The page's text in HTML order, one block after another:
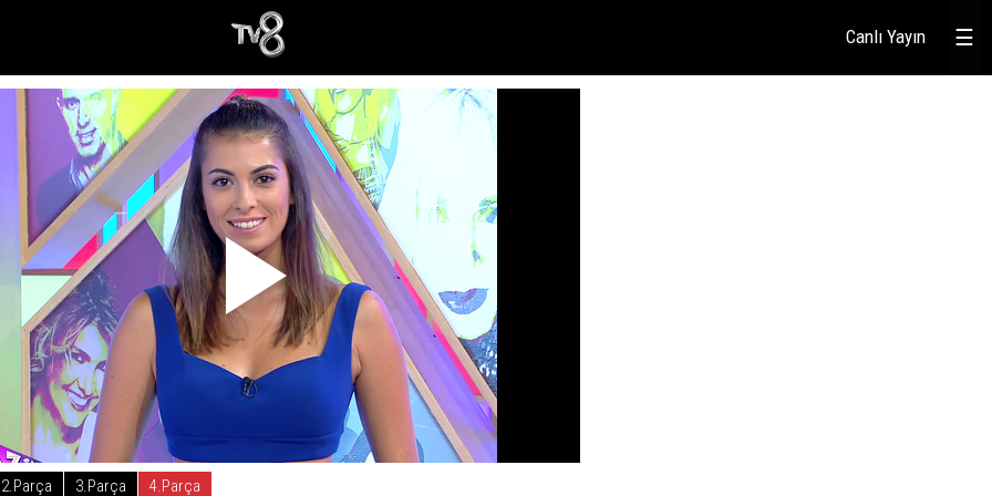
☰
Canlı Yayın
2.Parça 3.Parça 4.Parça